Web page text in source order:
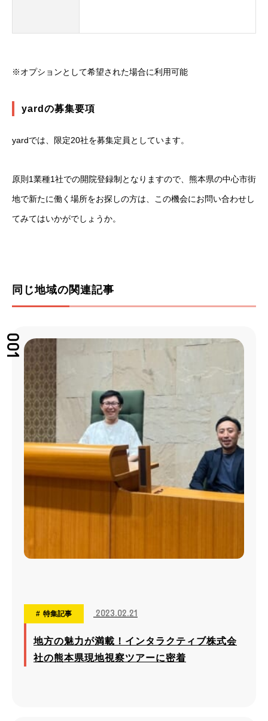
※オプションとして希望された場合に利用可能
yardの募集要項
yardでは、限定20社を募集定員としています。
原則1業種1社での開院登録制となりますので、熊本県の中心市街
地で新たに働く場所をお探しの方は、この機会にお問い合わせし
てみてはいかがでしょうか。
同じ地域の関連記事
001
特集記事 2023.02.21
地方の魅力が満載！インタラクティブ株式会
社の熊本県現地視察ツアーに密着